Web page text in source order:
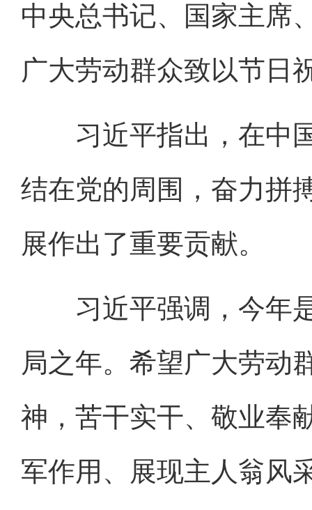
中央总书记、国家主席
广大劳动群众致以节日
习近平指出，在中国
结在党的周围，奋力拼
展作出了重要贡献。
习近平强调，今年是
局之年。希望广大劳动
神，苦干实干、敬业奉
军作用、展现主人翁风